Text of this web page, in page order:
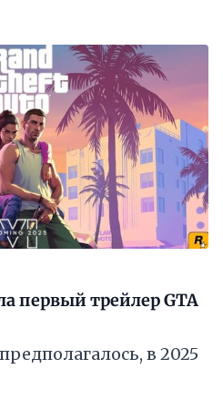
первый трейлер GTA
в 2025